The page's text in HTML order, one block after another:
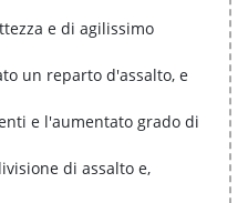
e di agilissimo
un reparto d'assalto, e
e l'aumentato grado di
di assalto e,